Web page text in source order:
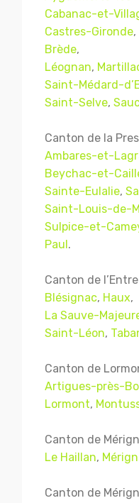
Cabanac-et-
Castres-Gironde,
Brède,
Léognan,
Saint-Médard-
Saint-Selve,
Canton de la
Ambares-et-
Beychac-et-
Sainte-Eulalie,
Saint-Louis-de-
Sulpice-et-
Paul.
Canton de
Blésignac, Haux,
La Sauve-
Saint-Léon,
Canton de
Artigues-près-
Lormont,
Canton de
Le Haillan,
Canton de